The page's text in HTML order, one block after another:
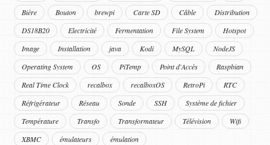
Bière
Bouton brewpi Carte SD Câble
Distribution
DS18B20
Electricité Fermentation File System
Hotspot
Image
Installation java Kodi MySQL
NodeJS
Operating System
OS PiTemp Point d'Accès
Raspbian
Real Time Clock
recalbox recalboxOS RetroPi
RTC
Réfrigérateur
Réseau Sonde SSH
Système de fichier
Température
Transfo Transformateur Télévision
Wifi
XBMC
émulateurs émulation